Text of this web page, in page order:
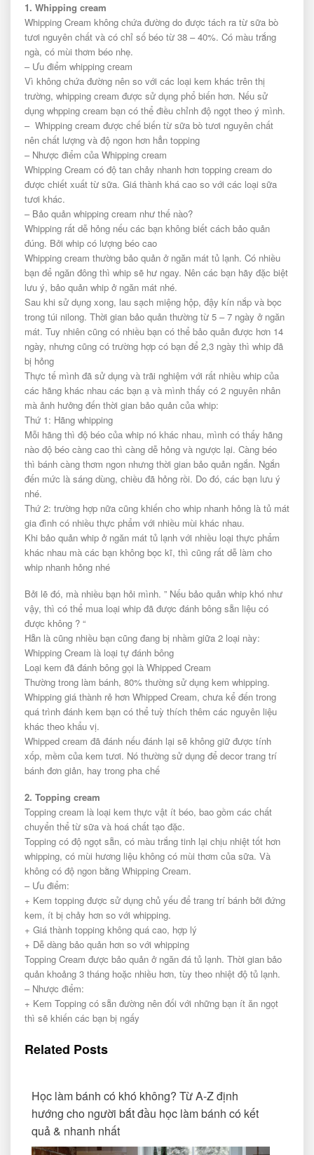
1. Whipping cream
Whipping Cream không chứa đường do được tách ra từ sữa bò
tươi nguyên chất và có chỉ số béo từ 38 – 40%. Có màu trắng
ngà, có mùi thơm béo nhẹ.
– Ưu điểm whipping cream
Vì không chứa đường nên so với các loại kem khác trên thị
trường, whipping cream được sử dụng phổ biến hơn. Nếu sử
dụng whpping cream bạn có thể điều chỉnh độ ngọt theo ý mình.
– Whipping cream được chế biến từ sữa bò tươi nguyên chất
nên chất lượng và độ ngon hơn hẳn topping
– Nhược điểm của Whipping cream
Whipping Cream có độ tan chảy nhanh hơn topping cream do
được chiết xuất từ sữa. Giá thành khá cao so với các loại sữa
tươi khác.
– Bảo quản whipping cream như thế nào?
Whipping rất dễ hỏng nếu các bạn không biết cách bảo quản
đúng. Bởi whip có lượng béo cao
Whipping cream thường bảo quản ở ngăn mát tủ lạnh. Có nhiều
bạn để ngăn đông thì whip sẽ hư ngay. Nên các bạn hãy đặc biệt
lưu ý, bảo quản whip ở ngăn mát nhé.
Sau khi sử dụng xong, lau sạch miệng hộp, đậy kín nắp và bọc
trong túi nilong. Thời gian bảo quản thường từ 5 – 7 ngày ở ngăn
mát. Tuy nhiên cũng có nhiều bạn có thể bảo quản được hơn 14
ngày, nhưng cũng có trường hợp có bạn để 2,3 ngày thì whip đã
bị hỏng
Thực tế mình đã sử dụng và trãi nghiệm với rất nhiều whip của
các hãng khác nhau các bạn ạ và mình thấy có 2 nguyên nhân
mà ảnh hưởng đến thời gian bảo quản của whip:
Thứ 1: Hãng whipping
Mỗi hãng thì độ béo của whip nó khác nhau, mình có thấy hãng
nào độ béo càng cao thì càng dễ hỏng và ngược lại. Càng béo
thì bánh càng thơm ngon nhưng thời gian bảo quản ngắn. Ngắn
đến mức là sáng dùng, chiều đã hỏng rồi. Do đó, các bạn lưu ý
nhé.
Thứ 2: trường hợp nữa cũng khiến cho whip nhanh hỏng là tủ mát
gia đình có nhiều thực phẩm với nhiều mùi khác nhau.
Khi bảo quản whip ở ngăn mát tủ lạnh với nhiều loại thực phẩm
khác nhau mà các bạn không bọc kĩ, thì cũng rất dễ làm cho
whip nhanh hỏng nhé
Bởi lẽ đó, mà nhiều bạn hỏi mình. ” Nếu bảo quản whip khó như
vậy, thì có thể mua loại whip đã được đánh bông sẵn liệu có
được không ? “
Hẵn là cũng nhiều bạn cũng đang bị nhầm giữa 2 loại này:
Whipping Cream là loại tự đánh bông
Loại kem đã đánh bông gọi là Whipped Cream
Thường trong làm bánh, 80% thường sử dụng kem whipping.
Whipping giá thành rẻ hơn Whipped Cream, chưa kể đến trong
quá trình đánh kem bạn có thể tuỳ thích thêm các nguyên liệu
khác theo khẩu vị.
Whipped cream đã đánh nếu đánh lại sẽ không giữ được tính
xốp, mềm của kem tươi. Nó thường sử dụng để decor trang trí
bánh đơn giản, hay trong pha chế
2. Topping cream
Topping cream là loại kem thực vật ít béo, bao gồm các chất
chuyển thể từ sữa và hoá chất tạo đặc.
Topping có độ ngọt sẵn, có màu trắng tinh lại chịu nhiệt tốt hơn
whipping, có mùi hương liệu không có mùi thơm của sữa. Và
không có độ ngon bằng Whipping Cream.
– Ưu điểm:
+ Kem topping được sử dụng chủ yếu để trang trí bánh bởi đứng
kem, ít bị chảy hơn so với whipping.
+ Giá thành topping không quá cao, hợp lý
+ Dễ dàng bảo quản hơn so với whipping
Topping Cream được bảo quản ở ngăn đá tủ lạnh. Thời gian bảo
quản khoảng 3 tháng hoặc nhiều hơn, tùy theo nhiệt độ tủ lạnh.
– Nhược điểm:
+ Kem Topping có sẵn đường nên đối với những bạn ít ăn ngọt
thì sẽ khiến các bạn bị ngấy
Related Posts
Học làm bánh có khó không? Từ A-Z định
hướng cho người bắt đầu học làm bánh có kết
quả & nhanh nhất